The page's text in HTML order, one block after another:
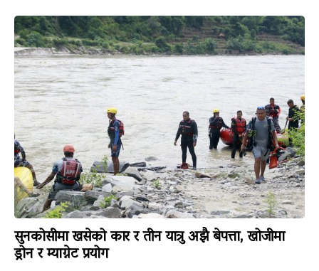
सुनकोसीमा खसेको कार र तीन यात्रु अझै बेपत्ता, खोजीमा
ड्रोन र म्याग्नेट प्रयोग